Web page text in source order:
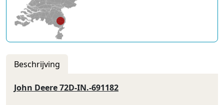
Beschrijving
John Deere 72D-IN.-691182